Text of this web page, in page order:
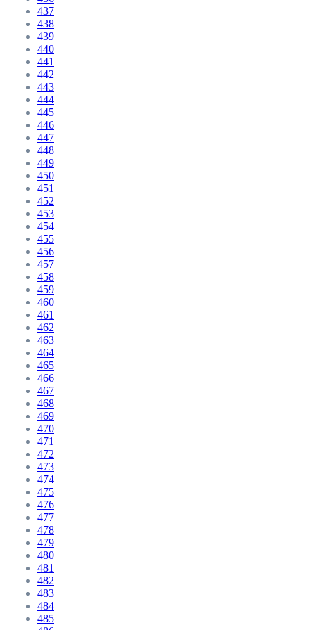
437
438
439
440
441
442
443
444
445
446
447
448
449
450
451
452
453
454
455
456
457
458
459
460
461
462
463
464
465
466
467
468
469
470
471
472
473
474
475
476
477
478
479
480
481
482
483
484
485